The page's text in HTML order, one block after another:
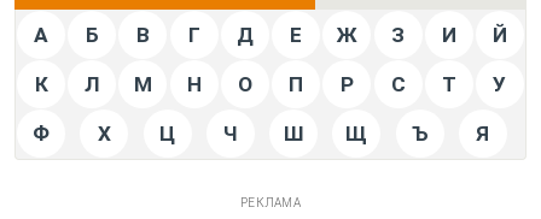
А Б В Г Д Е Ж З И Й
К Л М Н О П Р С Т У
Ф Х Ц Ч Ш Щ Ъ Я
РЕКЛАМА